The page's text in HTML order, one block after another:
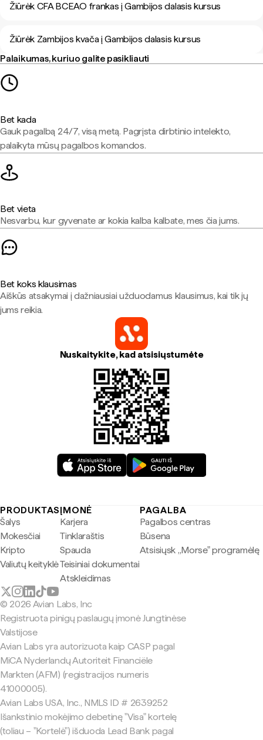
Žiūrėk CFA BCEAO frankas į Gambijos dalasis kursus
Žiūrėk Zambijos kvača į Gambijos dalasis kursus
Palaikumas, kuriuo galite pasikliauti
Bet kada
Gauk pagalbą 24/7, visą metą. Pagrįsta dirbtinio intelekto,
palaikyta mūsų pagalbos komandos.
Bet vieta
Nesvarbu, kur gyvenate ar kokia kalba kalbate, mes čia jums.
Bet koks klausimas
Aiškūs atsakymai į dažniausiai užduodamus klausimus, kai tik jų
jums reikia.
Nuskaitykite, kad atsisiųstumėte
PRODUKTAS
Šalys
Mokesčiai
Kripto
Valiutų keityklė
ĮMONĖ
Karjera
Tinklaraštis
Spauda
Teisiniai dokumentai
Atskleidimas
PAGALBA
Pagalbos centras
Būsena
Atsisiųsk „Morse" programėlę
© 2026 Avian Labs, Inc
Registruota pinigų paslaugų įmonė Jungtinėse
Valstijose
Avian Labs yra autorizuota kaip CASP pagal
MiCA Nyderlandų Autoriteit Financiële
Markten (AFM) (registracijos numeris
41000005).
Avian Labs USA, Inc., NMLS ID # 2639252
Išankstinio mokėjimo debetinę "Visa" kortelę
(toliau – "Kortelė") išduoda Lead Bank pagal